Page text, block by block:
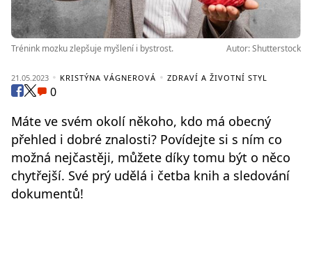
Trénink mozku zlepšuje myšlení i bystrost. Autor: Shutterstock
21.05.2023 KRISTÝNA VÁGNEROVÁ ZDRAVÍ A ŽIVOTNÍ STYL
0
Máte ve svém okolí někoho, kdo má obecný
přehled i dobré znalosti? Povídejte si s ním co
možná nejčastěji, můžete díky tomu být o něco
chytřejší. Své prý udělá i četba knih a sledování
dokumentů!